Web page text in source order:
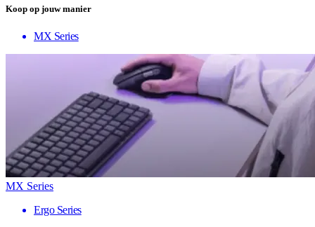
Koop op jouw manier
MX Series
MX Series
Ergo Series